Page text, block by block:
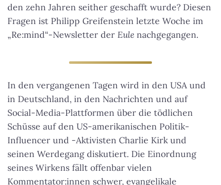
den zehn Jahren seither geschafft wurde? Diesen
Fragen ist Philipp Greifenstein letzte Woche im
„Re:mind“-Newsletter der Eule nachgegangen.
In den vergangenen Tagen wird in den USA und
in Deutschland, in den Nachrichten und auf
Social-Media-Plattformen über die tödlichen
Schüsse auf den US-amerikanischen Politik-
Influencer und -Aktivisten Charlie Kirk und
seinen Werdegang diskutiert. Die Einordnung
seines Wirkens fällt offenbar vielen
Kommentator:innen schwer, evangelikale